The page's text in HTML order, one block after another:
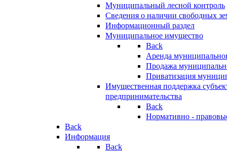
Муниципальный лесной контроль
Сведения о наличии свободных
Информационный раздел
Муниципальное имущество
Back
Аренда
Продажа
Приватизация
Имущественная поддержка
предпринимательства
Back
Нормативно -
Back
Информация
Back